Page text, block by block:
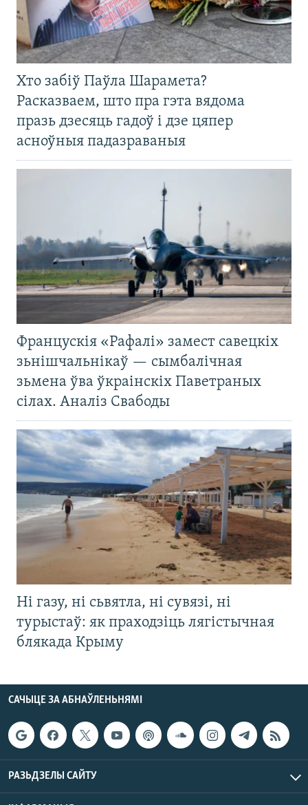
Хто забіў Паўла Шарамета?
Расказваем, што пра гэта вядома
празь дзесяць гадоў і дзе цяпер
асноўныя падазраваныя
Францускія «Рафалі» замест савецкіх
зьнішчальнікаў — сымбалічная
зьмена ўва ўкраінскіх Паветраных
сілах. Аналіз Свабоды
Ні газу, ні сьвятла, ні сувязі, ні
турыстаў: як праходзіць лягістычная
блякада Крыму
САЧЫЦЕ ЗА АБНАЎЛЕНЬНЯМІ
РАЗЬДЗЕЛЫ САЙТУ